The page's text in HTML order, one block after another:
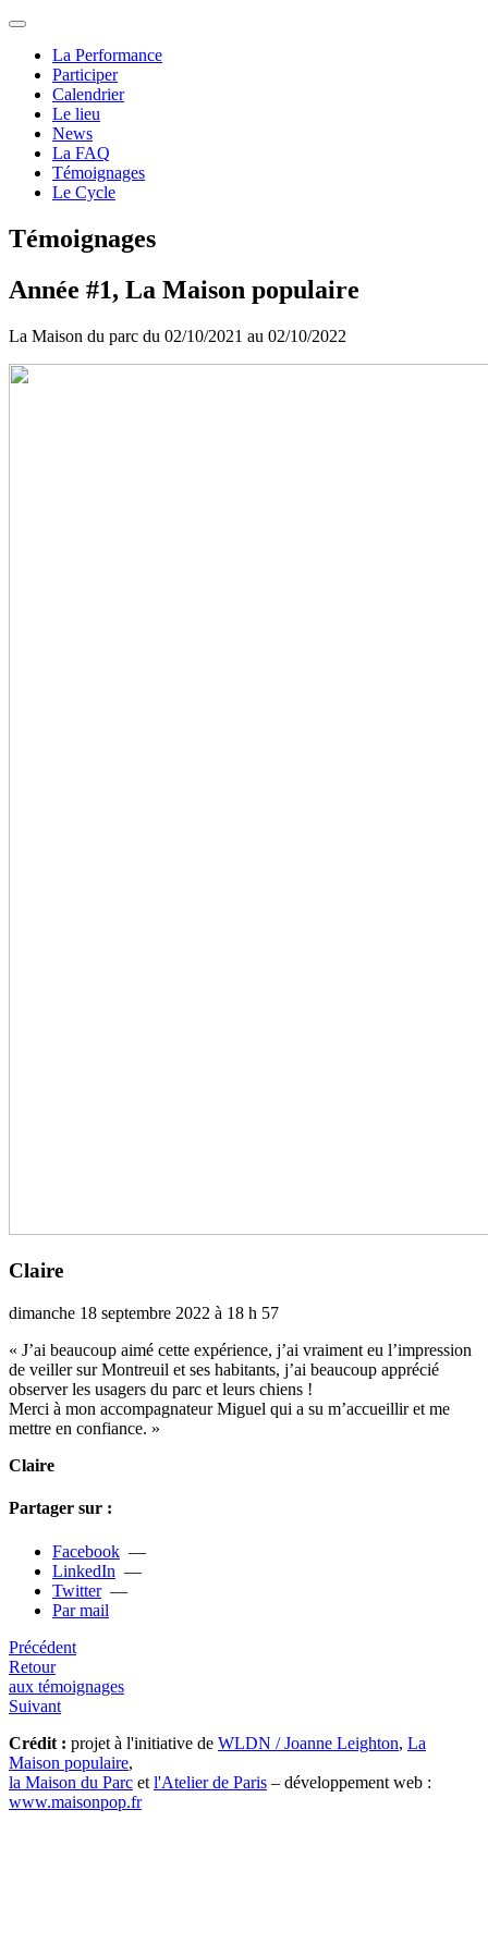
La Performance
Participer
Calendrier
Le lieu
News
La FAQ
Témoignages
Le Cycle
Témoignages
Année #1, La Maison populaire
La Maison du parc du 02/10/2021 au 02/10/2022
Claire
dimanche 18 septembre 2022 à 18 h 57
« J’ai beau­coup aimé cette expé­rience, j’ai vrai­ment eu l’impres­sion
de veiller sur Montreuil et ses habi­tants, j’ai beau­coup appré­cié
obser­ver les usa­gers du parc et leurs chiens !
Merci à mon accom­pa­gna­teur Miguel qui a su m’accueillir et me
mettre en confiance. »
Claire
Partager sur :
Facebook —
LinkedIn —
Twitter—
Par mail
Précédent
Retour
aux témoignages
Suivant
Crédit : projet à l'initiative de WLDN / Joanne Leighton, La
Maison populaire,
la Maison du Parc et l'Atelier de Paris – développement web :
www.maisonpop.fr